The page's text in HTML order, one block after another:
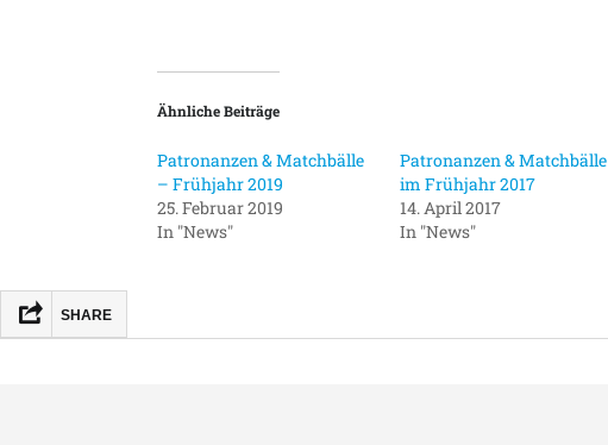
Ähnliche Beiträge
Patronanzen & Matchbälle
– Frühjahr 2019
25. Februar 2019
In "News"
Patronanzen & Matchbälle
im Frühjahr 2017
14. April 2017
In "News"
SHARE